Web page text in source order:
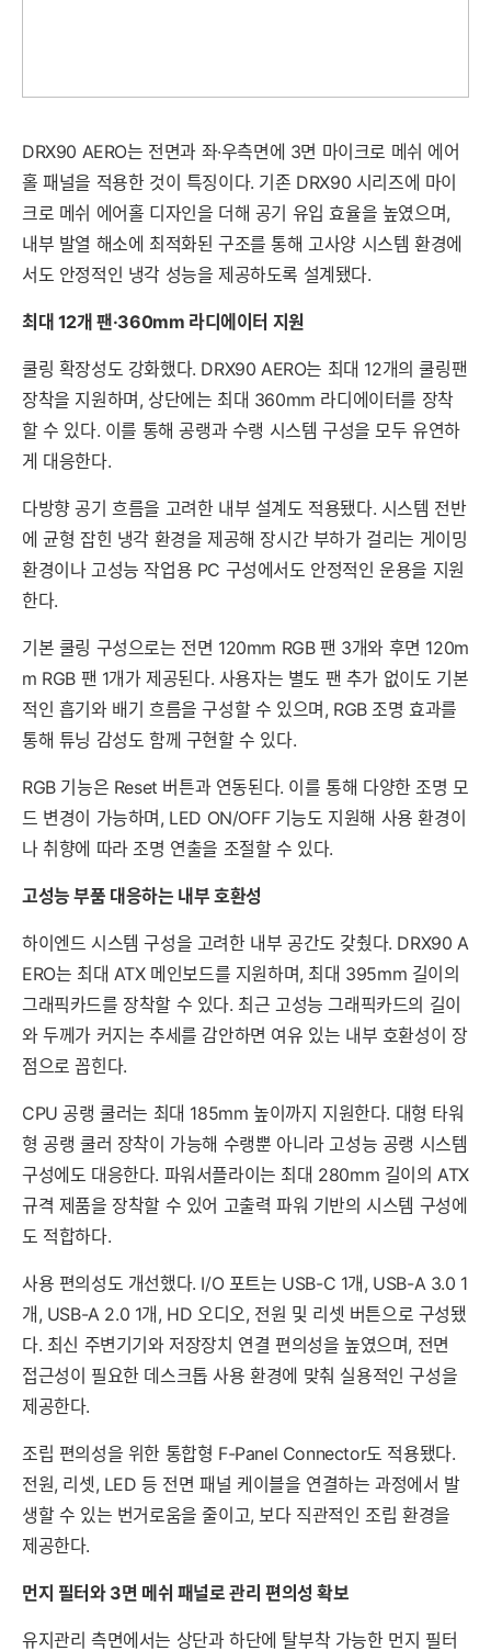
DRX90 AERO는 전면과 좌·우측면에 3면 마이크로 메쉬 에어
홀 패널을 적용한 것이 특징이다. 기존 DRX90 시리즈에 마이
크로 메쉬 에어홀 디자인을 더해 공기 유입 효율을 높였으며,
내부 발열 해소에 최적화된 구조를 통해 고사양 시스템 환경에
서도 안정적인 냉각 성능을 제공하도록 설계됐다.
최대 12개 팬·360mm 라디에이터 지원
쿨링 확장성도 강화했다. DRX90 AERO는 최대 12개의 쿨링팬
장착을 지원하며, 상단에는 최대 360mm 라디에이터를 장착
할 수 있다. 이를 통해 공랭과 수랭 시스템 구성을 모두 유연하
게 대응한다.
다방향 공기 흐름을 고려한 내부 설계도 적용됐다. 시스템 전반
에 균형 잡힌 냉각 환경을 제공해 장시간 부하가 걸리는 게이밍
환경이나 고성능 작업용 PC 구성에서도 안정적인 운용을 지원
한다.
기본 쿨링 구성으로는 전면 120mm RGB 팬 3개와 후면 120m
m RGB 팬 1개가 제공된다. 사용자는 별도 팬 추가 없이도 기본
적인 흡기와 배기 흐름을 구성할 수 있으며, RGB 조명 효과를
통해 튜닝 감성도 함께 구현할 수 있다.
RGB 기능은 Reset 버튼과 연동된다. 이를 통해 다양한 조명 모
드 변경이 가능하며, LED ON/OFF 기능도 지원해 사용 환경이
나 취향에 따라 조명 연출을 조절할 수 있다.
고성능 부품 대응하는 내부 호환성
하이엔드 시스템 구성을 고려한 내부 공간도 갖췄다. DRX90 A
ERO는 최대 ATX 메인보드를 지원하며, 최대 395mm 길이의
그래픽카드를 장착할 수 있다. 최근 고성능 그래픽카드의 길이
와 두께가 커지는 추세를 감안하면 여유 있는 내부 호환성이 장
점으로 꼽힌다.
CPU 공랭 쿨러는 최대 185mm 높이까지 지원한다. 대형 타워
형 공랭 쿨러 장착이 가능해 수랭뿐 아니라 고성능 공랭 시스템
구성에도 대응한다. 파워서플라이는 최대 280mm 길이의 ATX
규격 제품을 장착할 수 있어 고출력 파워 기반의 시스템 구성에
도 적합하다.
사용 편의성도 개선했다. I/O 포트는 USB-C 1개, USB-A 3.0 1
개, USB-A 2.0 1개, HD 오디오, 전원 및 리셋 버튼으로 구성됐
다. 최신 주변기기와 저장장치 연결 편의성을 높였으며, 전면
접근성이 필요한 데스크톱 사용 환경에 맞춰 실용적인 구성을
제공한다.
조립 편의성을 위한 통합형 F-Panel Connector도 적용됐다.
전원, 리셋, LED 등 전면 패널 케이블을 연결하는 과정에서 발
생할 수 있는 번거로움을 줄이고, 보다 직관적인 조립 환경을
제공한다.
먼지 필터와 3면 메쉬 패널로 관리 편의성 확보
유지관리 측면에서는 상단과 하단에 탈부착 가능한 먼지 필터